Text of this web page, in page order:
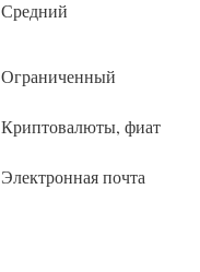
Средний
Ограниченный
Криптовалюты, фиат
Электронная почта